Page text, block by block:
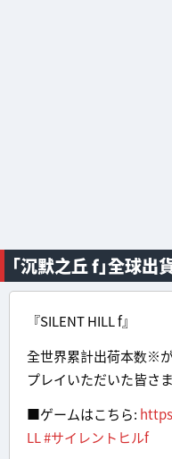
「沉默之丘 f」全球出
『SILENT HILL f』
全世界累計出荷本数※
プレイいただいた皆さ
■ゲームはこちら:
LL#サイレントヒルf